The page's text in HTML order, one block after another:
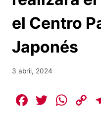
el Centro
Japonés
3 abril, 2024
F
T
W C